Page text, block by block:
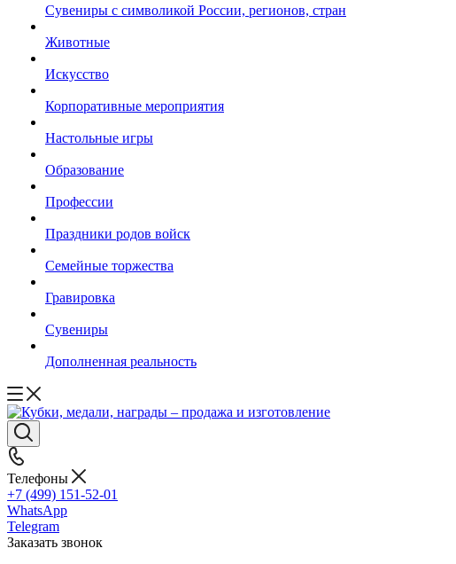
Сувениры с символикой России, регионов, стран
Животные
Искусство
Корпоративные мероприятия
Настольные игры
Образование
Профессии
Праздники родов войск
Семейные торжества
Гравировка
Сувениры
Дополненная реальность
Телефоны
+7 (499) 151-52-01
WhatsApp
Telegram
Заказать звонок